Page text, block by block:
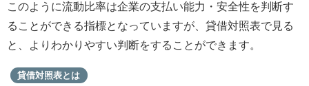
このように流動比率は企業の支払い能力・安全性を判断す
ることができる指標となっていますが、貸借対照表で見る
と、よりわかりやすい判断をすることができます。
貸借対照表とは